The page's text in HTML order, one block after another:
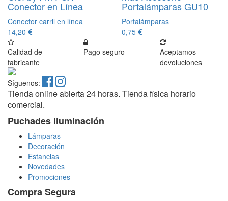
Conector en Línea
Conector carril en línea
14,20
Portalámparas GU10
Portalámparas
0,75
Calidad de
fabricante
Pago seguro
Aceptamos
devoluciones
Síguenos:
Tienda online abierta 24 horas. Tienda física horario
comercial.
Puchades Iluminación
Lámparas
Decoración
Estancias
Novedades
Promociones
Compra Segura